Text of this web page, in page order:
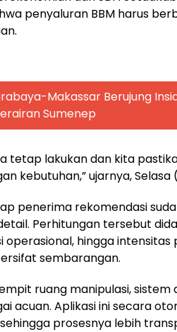
penyaluran BBM harus
Makassar Berujung
Sumenep
tetap lakukan dan kita
kebutuhan,” ujarnya, Selasa
penerima rekomendasi
Perhitungan tersebut
operasional, hingga
sembarangan.
ruang manipulasi, sistem
acuan. Aplikasi ini secara
prosesnya lebih